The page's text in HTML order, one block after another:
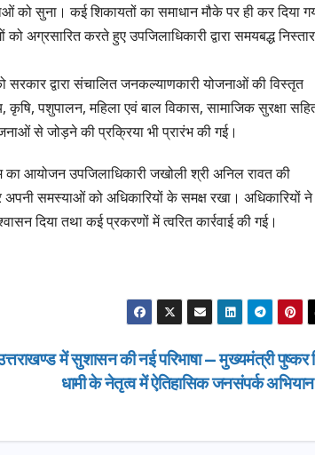
को सुना। कई शिकायतों का समाधान मौके पर ही कर दिया
अग्रसारित करते हुए उपजिलाधिकारी द्वारा समयबद्ध
सरकार द्वारा संचालित जनकल्याणकारी योजनाओं की विस्तृत
कृषि, पशुपालन, महिला एवं बाल विकास, सामाजिक सुरक्षा
से जोड़ने की प्रक्रिया भी प्रारंभ की गई।
का आयोजन उपजिलाधिकारी जखोली श्री अनिल रावत की
अपनी समस्याओं को अधिकारियों के समक्ष रखा। अधिकारियों ने
दिया तथा कई प्रकरणों में त्वरित कार्रवाई की गई।
में सुशासन की नई परिभाषा — मुख्यमंत्री पुष्कर
धामी के नेतृत्व में ऐतिहासिक जनसंपर्क अभियान
दिल्ली-देहरादून कॉरिडोर
से जुड़ी 12 किमी
ग्रीनफील्ड बाईपास का
डीएम ने किया निरीक्षण…
AUGUST 6, 2026
एसआईआर
डीएम ने किया
बोले—कोई
सूची से न
AUGUST 6,